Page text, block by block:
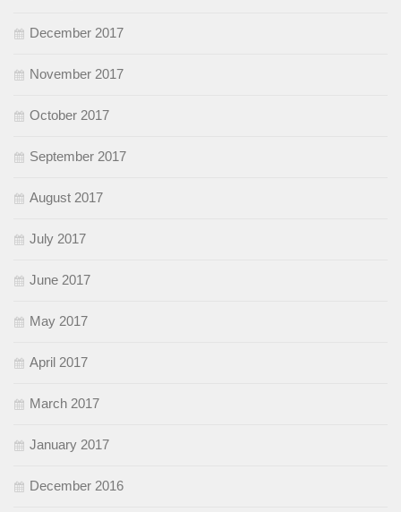
December 2017
November 2017
October 2017
September 2017
August 2017
July 2017
June 2017
May 2017
April 2017
March 2017
January 2017
December 2016